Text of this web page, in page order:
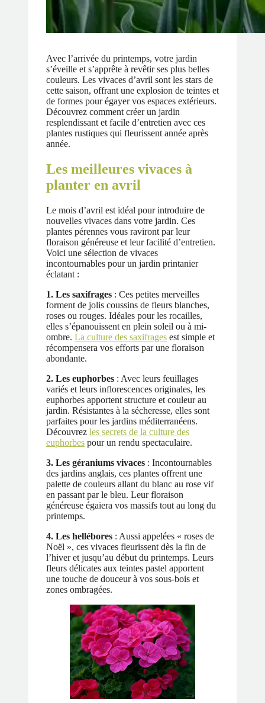
Avec l’arrivée du printemps, votre jardin
s’éveille et s’apprête à revêtir ses plus belles
couleurs. Les vivaces d’avril sont les stars de
cette saison, offrant une explosion de teintes et
de formes pour égayer vos espaces extérieurs.
Découvrez comment créer un jardin
resplendissant et facile d’entretien avec ces
plantes rustiques qui fleurissent année après
année.
Les meilleures vivaces à
planter en avril
Le mois d’avril est idéal pour introduire de
nouvelles vivaces dans votre jardin. Ces
plantes pérennes vous raviront par leur
floraison généreuse et leur facilité d’entretien.
Voici une sélection de vivaces
incontournables pour un jardin printanier
éclatant :
1. Les saxifrages : Ces petites merveilles
forment de jolis coussins de fleurs blanches,
roses ou rouges. Idéales pour les rocailles,
elles s’épanouissent en plein soleil ou à mi-
ombre. La culture des saxifrages est simple et
récompensera vos efforts par une floraison
abondante.
2. Les euphorbes : Avec leurs feuillages
variés et leurs inflorescences originales, les
euphorbes apportent structure et couleur au
jardin. Résistantes à la sécheresse, elles sont
parfaites pour les jardins méditerranéens.
Découvrez les secrets de la culture des
euphorbes pour un rendu spectaculaire.
3. Les géraniums vivaces : Incontournables
des jardins anglais, ces plantes offrent une
palette de couleurs allant du blanc au rose vif
en passant par le bleu. Leur floraison
généreuse égaiera vos massifs tout au long du
printemps.
4. Les hellébores : Aussi appelées « roses de
Noël », ces vivaces fleurissent dès la fin de
l’hiver et jusqu’au début du printemps. Leurs
fleurs délicates aux teintes pastel apportent
une touche de douceur à vos sous-bois et
zones ombragées.